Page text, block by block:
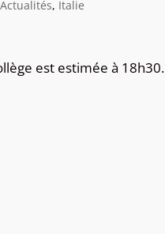
Actualités, Italie
est estimée à 18h30.